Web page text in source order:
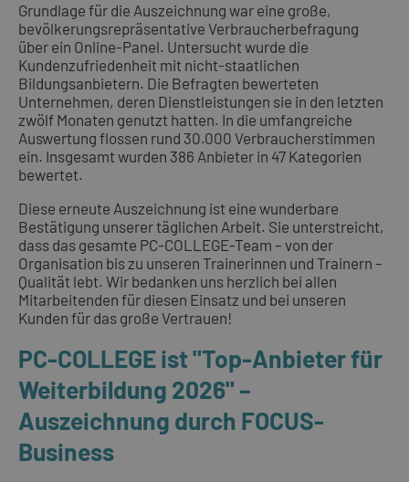
Grundlage für die Auszeichnung war eine große,
bevölkerungsrepräsentative Verbraucherbefragung
über ein Online-Panel. Untersucht wurde die
Kundenzufriedenheit mit nicht-staatlichen
Bildungsanbietern. Die Befragten bewerteten
Unternehmen, deren Dienstleistungen sie in den letzten
zwölf Monaten genutzt hatten. In die umfangreiche
Auswertung flossen rund 30.000 Verbraucherstimmen
ein. Insgesamt wurden 386 Anbieter in 47 Kategorien
bewertet.
Diese erneute Auszeichnung ist eine wunderbare
Bestätigung unserer täglichen Arbeit. Sie unterstreicht,
dass das gesamte PC-COLLEGE-Team – von der
Organisation bis zu unseren Trainerinnen und Trainern –
Qualität lebt. Wir bedanken uns herzlich bei allen
Mitarbeitenden für diesen Einsatz und bei unseren
Kunden für das große Vertrauen!
PC-COLLEGE ist "Top-Anbieter für
Weiterbildung 2026" –
Auszeichnung durch FOCUS-
Business